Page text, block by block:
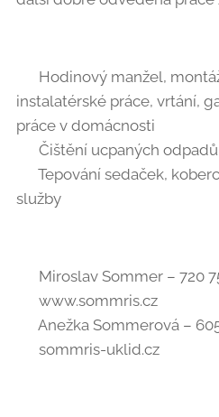
🔧 Hodinový manžel,
instalatérské práce, vrtání,
práce v domácnosti
🚿 Čištění ucpaných
🧼 Tepování sedaček,
služby
📞 Miroslav Sommer – 720
🌐 www.sommris.cz
📞 Anežka Sommerová –
🌐 sommris-uklid.cz